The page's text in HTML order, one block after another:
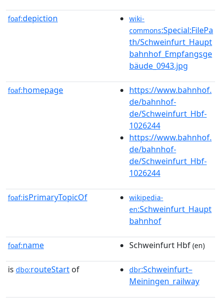
foaf:depiction
wiki-
commons:Special:FilePa
th/Schweinfurt_Haupt
bahnhof_Empfangsge
bäude_0943.jpg
foaf:homepage
https://www.bahnhof.
de/bahnhof-
de/Schweinfurt_Hbf-
1026244
https://www.bahnhof.
de/bahnhof-
de/Schweinfurt_Hbf-
1026244
foaf:isPrimaryTopicOf
wikipedia-
en:Schweinfurt_Haupt
bahnhof
foaf:name Schweinfurt Hbf (en)
is dbo:routeStart of dbr:Schweinfurt–
Meiningen_railway